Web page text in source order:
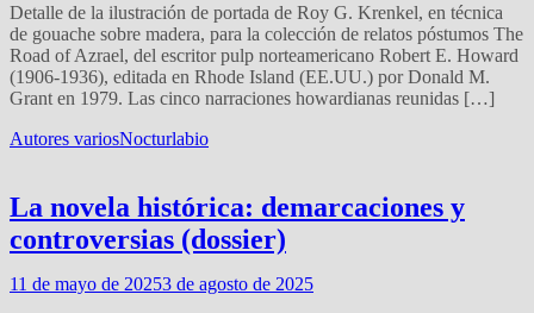
Detalle de la ilustración de portada de Roy G. Krenkel, en técnica
de gouache sobre madera, para la colección de relatos póstumos The
Road of Azrael, del escritor pulp norteamericano Robert E. Howard
(1906-1936), editada en Rhode Island (EE.UU.) por Donald M.
Grant en 1979. Las cinco narraciones howardianas reunidas […]
Autores variosNocturlabio
La novela histórica: demarcaciones y
controversias (dossier)
11 de mayo de 20253 de agosto de 2025